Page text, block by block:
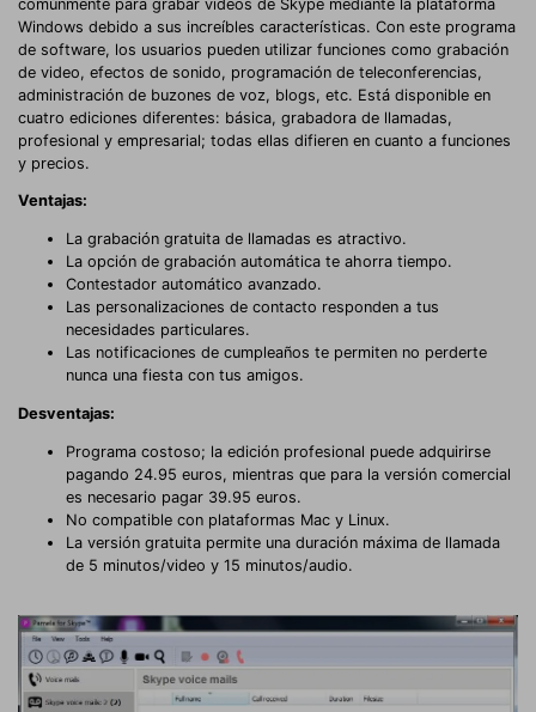
comúnmente para grabar videos de Skype mediante la plataforma
Windows debido a sus increíbles características. Con este programa
de software, los usuarios pueden utilizar funciones como grabación
de video, efectos de sonido, programación de teleconferencias,
administración de buzones de voz, blogs, etc. Está disponible en
cuatro ediciones diferentes: básica, grabadora de llamadas,
profesional y empresarial; todas ellas difieren en cuanto a funciones
y precios.
Ventajas:
La grabación gratuita de llamadas es atractivo.
La opción de grabación automática te ahorra tiempo.
Contestador automático avanzado.
Las personalizaciones de contacto responden a tus
necesidades particulares.
Las notificaciones de cumpleaños te permiten no perderte
nunca una fiesta con tus amigos.
Desventajas:
Programa costoso; la edición profesional puede adquirirse
pagando 24.95 euros, mientras que para la versión comercial
es necesario pagar 39.95 euros.
No compatible con plataformas Mac y Linux.
La versión gratuita permite una duración máxima de llamada
de 5 minutos/video y 15 minutos/audio.